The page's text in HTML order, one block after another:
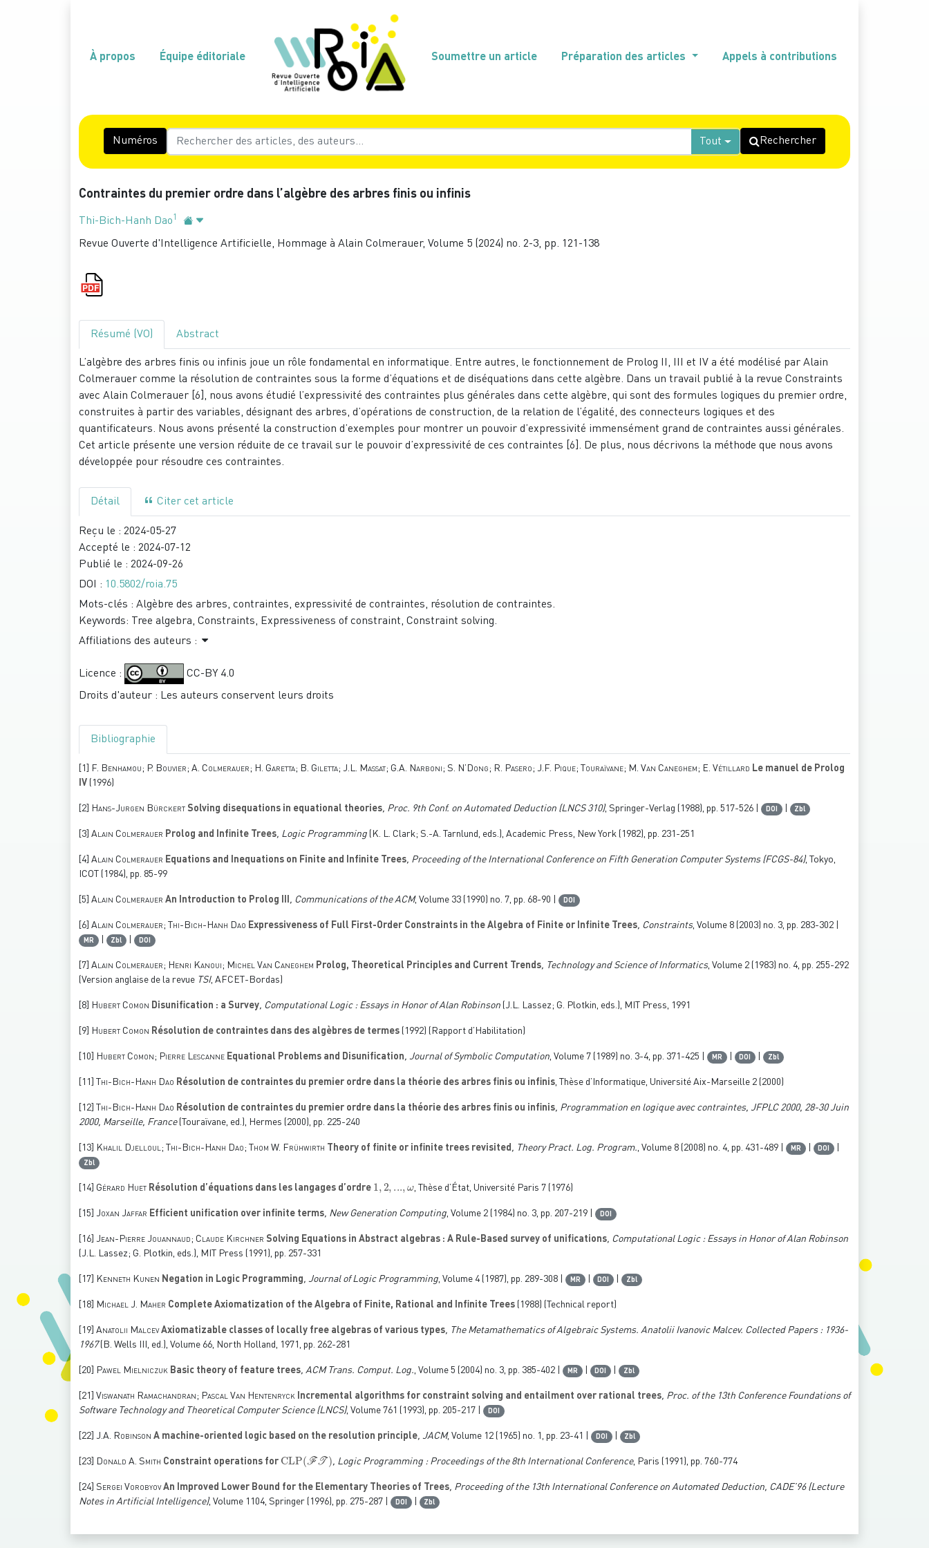
À propos Équipe éditoriale Soumettre un article Préparation des articles Appels à contributions
Numéros Tout Rechercher
Contraintes du premier ordre dans l’algèbre des arbres finis ou infinis
Thi-Bich-Hanh Dao 1
Revue Ouverte d'Intelligence Artificielle, Hommage à Alain Colmerauer, Volume 5 (2024) no. 2-3, pp. 121-138
Résumé (VO) Abstract
L’algèbre des arbres finis ou infinis joue un rôle fondamental en informatique. Entre autres, le fonctionnement de Prolog II, III et IV a été modélisé par Alain
Colmerauer comme la résolution de contraintes sous la forme d’équations et de diséquations dans cette algèbre. Dans un travail publié à la revue Constraints
avec Alain Colmerauer [6], nous avons étudié l’expressivité des contraintes plus générales dans cette algèbre, qui sont des formules logiques du premier ordre,
construites à partir des variables, désignant des arbres, d’opérations de construction, de la relation de l’égalité, des connecteurs logiques et des
quantificateurs. Nous avons présenté la construction d’exemples pour montrer un pouvoir d’expressivité immensément grand de contraintes aussi générales.
Cet article présente une version réduite de ce travail sur le pouvoir d’expressivité de ces contraintes [6]. De plus, nous décrivons la méthode que nous avons
développée pour résoudre ces contraintes.
Détail Citer cet article
Reçu le : 2024-05-27
Accepté le : 2024-07-12
Publié le : 2024-09-26
DOI : 10.5802/roia.75
Mots-clés : Algèbre des arbres, contraintes, expressivité de contraintes, résolution de contraintes.
Keywords:
Tree algebra, Constraints, Expressiveness of constraint, Constraint solving.
Affiliations des auteurs :
Licence : CC-BY 4.0
Droits d'auteur : Les auteurs conservent leurs droits
Bibliographie
[1] F. Benhamou; P. Bouvier; A. Colmerauer; H. Garetta; B. Giletta; J.L. Massat; G.A. Narboni; S. N’Dong; R. Pasero; J.F. Pique; Touraïvane; M. Van Caneghem; E. Vétillard Le manuel de Prolog
IV (1996)
[2] Hans-Jurgen Bürckert Solving disequations in equational theories, Proc. 9th Conf. on Automated Deduction (LNCS 310), Springer-Verlag (1988), pp. 517-526 | DOI | Zbl
[3] Alain Colmerauer Prolog and Infinite Trees, Logic Programming (K. L. Clark; S.-A. Tarnlund, eds.), Academic Press, New York (1982), pp. 231-251
[4] Alain Colmerauer Equations and Inequations on Finite and Infinite Trees, Proceeding of the International Conference on Fifth Generation Computer Systems (FCGS-84), Tokyo,
ICOT (1984), pp. 85-99
[5] Alain Colmerauer An Introduction to Prolog III , Communications of the ACM, Volume 33 (1990) no. 7, pp. 68-90 | DOI
[6] Alain Colmerauer; Thi-Bich-Hanh Dao Expressiveness of Full First-Order Constraints in the Algebra of Finite or Infinite Trees, Constraints, Volume 8 (2003) no. 3, pp. 283-302 |
MR | Zbl | DOI
[7] Alain Colmerauer; Henri Kanoui; Michel Van Caneghem Prolog, Theoretical Principles and Current Trends, Technology and Science of Informatics, Volume 2 (1983) no. 4, pp. 255-292
(Version anglaise de la revue TSI, AFCET-Bordas)
[8] Hubert Comon Disunification : a Survey, Computational Logic : Essays in Honor of Alan Robinson (J.L. Lassez; G. Plotkin, eds.), MIT Press, 1991
[9] Hubert Comon Résolution de contraintes dans des algèbres de termes (1992) (Rapport d’Habilitation)
[10] Hubert Comon; Pierre Lescanne Equational Problems and Disunification, Journal of Symbolic Computation, Volume 7 (1989) no. 3-4, pp. 371-425 | MR | DOI | Zbl
[11] Thi-Bich-Hanh Dao Résolution de contraintes du premier ordre dans la théorie des arbres finis ou infinis, Thèse d’Informatique, Université Aix-Marseille 2 (2000)
[12] Thi-Bich-Hanh Dao Résolution de contraintes du premier ordre dans la théorie des arbres finis ou infinis, Programmation en logique avec contraintes, JFPLC 2000, 28-30 Juin
2000, Marseille, France(Touraïvane, ed.), Hermes (2000), pp. 225-240
[13] Khalil Djelloul; Thi-Bich-Hanh Dao; Thom W. Frühwirth Theory of finite or infinite trees revisited , Theory Pract. Log. Program., Volume 8 (2008) no. 4, pp. 431-489 | MR | DOI
Zbl
[14] Gérard Huet Résolution d’équations dans les langages d’ordre 1 2, , Thèse d’État, Université Paris 7 (1976)
[15] Joxan Jaffar Efficient unification over infinite terms, New Generation Computing, Volume 2 (1984) no. 3, pp. 207-219 | DOI
[16] Jean-Pierre Jouannaud; Claude Kirchner Solving Equations in Abstract algebras : A Rule-Based survey of unifications, Computational Logic : Essays in Honor of Alan Robinson
(J.L. Lassez; G. Plotkin, eds.), MIT Press (1991), pp. 257-331
[17] Kenneth Kunen Negation in Logic Programming, Journal of Logic Programming, Volume 4(1987), pp. 289-308 | MR | DOI | Zbl
[18] Michael J. Maher Complete Axiomatization of the Algebra of Finite, Rational and Infinite Trees (1988) (Technical report)
[19] Anatolii MalcevAxiomatizable classes of locally free algebras of various types, The Metamathematics of Algebraic Systems. Anatolii Ivanovic Malcev. Collected Papers : 1936-
1967(B. Wells III, ed.), Volume 66, North Holland, 1971, pp. 262-281
[20] Pawel Mielniczuk Basic theory of feature trees, ACM Trans. Comput. Log., Volume 5 (2004) no. 3, pp. 385-402 | MR | DOI | Zbl
[21] Viswanath Ramachandran; Pascal Van Hentenryck Incremental algorithms for constraint solving and entailment over rational trees, Proc. of the 13th Conference Foundations of
Software Technology and Theoretical Computer Science(LNCS), Volume 761 (1993), pp. 205-217 | DOI
[22] J.A. Robinson A machine-oriented logic based on the resolution principle, JACM, Volume 12 (1965) no. 1, pp. 23-41 | DOI | Zbl
[23] Donald A. Smith Constraint operations for CLP(ℱ𝒯 ) , Logic Programming : Proceedings of the 8th International Conference, Paris (1991), pp. 760-774
[24] Sergei VorobyovAn Improved Lower Bound for the Elementary Theories of Trees, Proceeding of the 13th International Conference on Automated Deduction, CADE’96(Lecture
Notes in Artificial Intelligence), Volume 1104, Springer (1996), pp. 275-287 | DOI | Zbl